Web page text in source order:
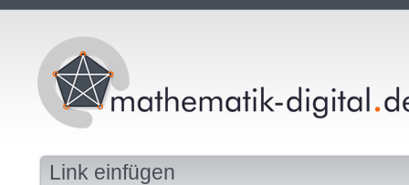
Link einfügen